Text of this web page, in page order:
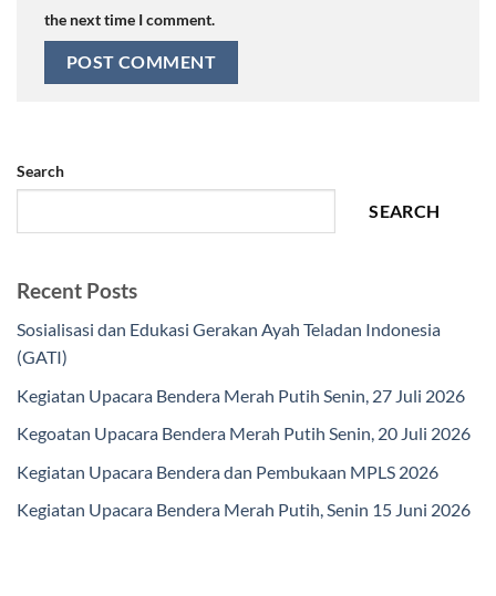
the next time I comment.
Search
SEARCH
Recent Posts
Sosialisasi dan Edukasi Gerakan Ayah Teladan Indonesia
(GATI)
Kegiatan Upacara Bendera Merah Putih Senin, 27 Juli 2026
Kegoatan Upacara Bendera Merah Putih Senin, 20 Juli 2026
Kegiatan Upacara Bendera dan Pembukaan MPLS 2026
Kegiatan Upacara Bendera Merah Putih, Senin 15 Juni 2026